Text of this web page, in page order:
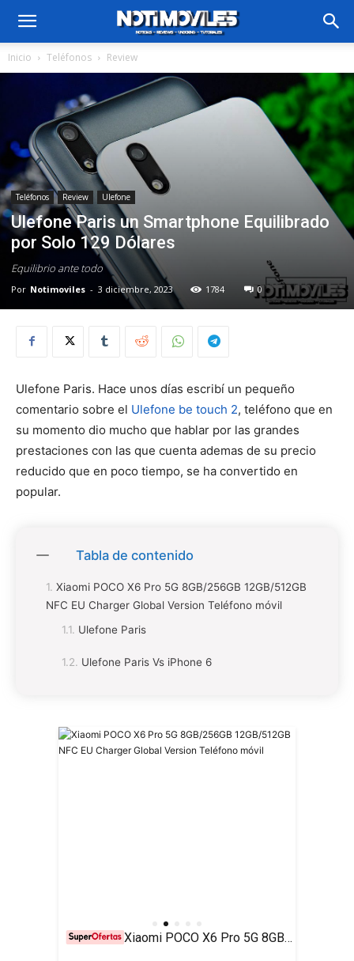
Inicio Teléfonos Review
Teléfonos Review Ulefone
Ulefone Paris un Smartphone Equilibrado
por Solo 129 Dólares
Equilibrio ante todo
Por Notimoviles - 3 diciembre, 2023 1784 0
Ulefone Paris. Hace unos días escribí un pequeño
comentario sobre el Ulefone be touch 2, teléfono que en
su momento dio mucho que hablar por las grandes
prestaciones con las que cuenta ademas de su precio
reducido que en poco tiempo, se ha convertido en
popular.
Tabla de contenido
Xiaomi POCO X6 Pro 5G 8GB/256GB 12GB/512GB
NFC EU Charger Global Version Teléfono móvil
Ulefone Paris
Ulefone Paris Vs iPhone 6
Xiaomi POCO X6 Pro 5G 8GB/256GB 12GB/512GB NFC EU Charger Global Version Teléfono móvil